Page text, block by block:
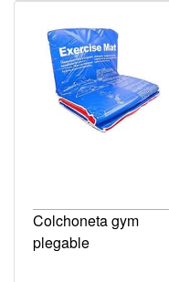
Colchoneta gym
plegable